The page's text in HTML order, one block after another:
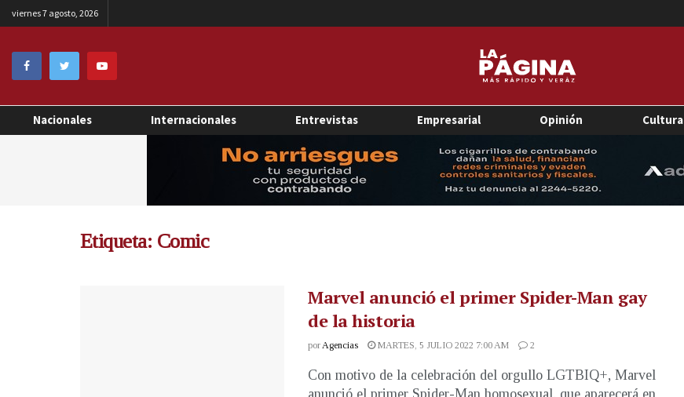
viernes 7 agosto, 2026
Nacionales Internacionales Entrevistas Empresarial Opinión Cultura
Etiqueta: Comic
Marvel anunció el primer Spider-Man gay
de la historia
porAgencias MARTES, 5 JULIO 2022 7:00 AM 2
Con motivo de la celebración del orgullo LGTBIQ+, Marvel
anunció el primer Spider-Man homosexual, que aparecerá en